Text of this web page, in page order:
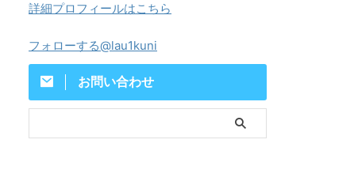
詳細プロフィールはこちら
フォローする@lau1kuni
お問い合わせ